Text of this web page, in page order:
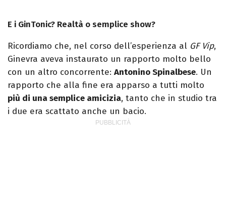
E i GinTonic? Realtà o semplice show?
Ricordiamo che, nel corso dell’esperienza al GF Vip,
Ginevra aveva instaurato un rapporto molto bello
con un altro concorrente: Antonino Spinalbese. Un
rapporto che alla fine era apparso a tutti molto
più di una semplice amicizia, tanto che in studio tra
i due era scattato anche un bacio.